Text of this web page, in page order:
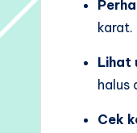
karat.
Lihat
halus
Cek